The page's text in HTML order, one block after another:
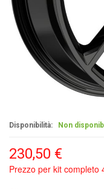
Disponibilità: Non
230,50 €
Prezzo per kit completo